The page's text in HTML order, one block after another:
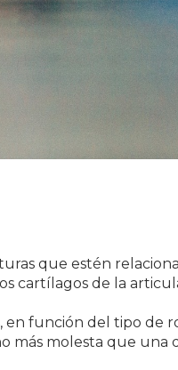
que estén
cartílagos de la
función del tipo de
más molesta que una